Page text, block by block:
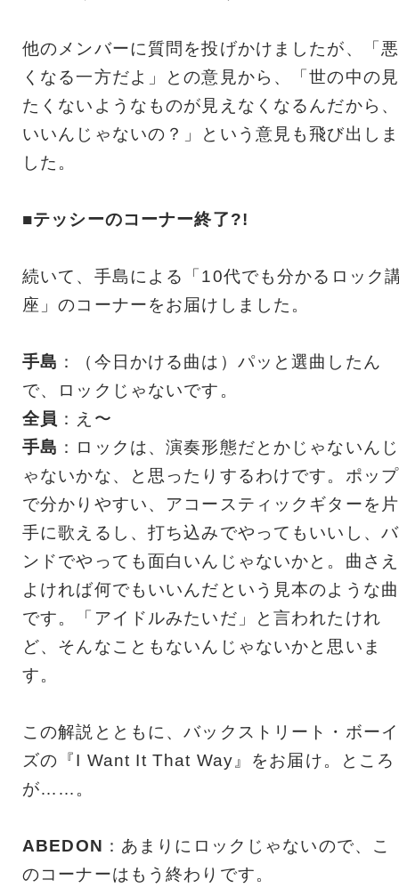
他のメンバーに質問を投げかけましたが、「悪
くなる一方だよ」との意見から、「世の中の見
たくないようなものが見えなくなるんだから、
いいんじゃないの？」という意見も飛び出しま
した。
■テッシーのコーナー終了?!
続いて、手島による「10代でも分かるロック
座」のコーナーをお届けしました。
手島 ：（今日かける曲は）パッと選曲したん
で、ロックじゃないです。
全員 ：え〜
手島 ：ロックは、演奏形態だとかじゃないんじ
ゃないかな、と思ったりするわけです。ポップ
で分かりやすい、アコースティックギターを片
手に歌えるし、打ち込みでやってもいいし、バ
ンドでやっても面白いんじゃないかと。曲さえ
よければ何でもいいんだという見本のような曲
です。「アイドルみたいだ」と言われたけれ
ど、そんなこともないんじゃないかと思いま
す。
この解説とともに、バックストリート・ボーイ
ズの『I Want It That Way』をお届け。ところ
が……。
ABEDON ：あまりにロックじゃないので、こ
のコーナーはもう終わりです。